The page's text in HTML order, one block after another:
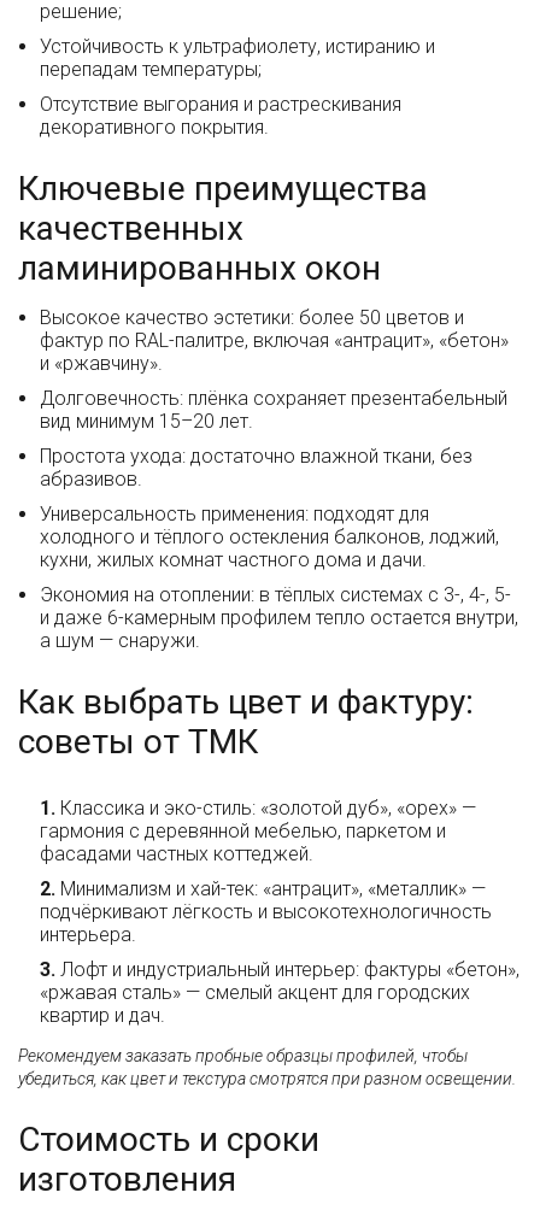
решение;
Устойчивость к ультрафиолету, истиранию и
перепадам температуры;
Отсутствие выгорания и растрескивания
декоративного покрытия.
Ключевые преимущества
качественных
ламинированных окон
Высокое качество эстетики: более 50 цветов и
фактур по RAL-палитре, включая «антрацит», «бетон»
и «ржавчину».
Долговечность: плёнка сохраняет презентабельный
вид минимум 15–20 лет.
Простота ухода: достаточно влажной ткани, без
абразивов.
Универсальность применения: подходят для
холодного и тёплого остекления балконов, лоджий,
кухни, жилых комнат частного дома и дачи.
Экономия на отоплении: в тёплых системах с 3-, 4-, 5-
и даже 6-камерным профилем тепло остается внутри,
а шум — снаружи.
Как выбрать цвет и фактуру:
советы от ТМК
Классика и эко-стиль: «золотой дуб», «орех» —
гармония с деревянной мебелью, паркетом и
фасадами частных коттеджей.
Минимализм и хай-тек: «антрацит», «металлик» —
подчёркивают лёгкость и высокотехнологичность
интерьера.
Лофт и индустриальный интерьер: фактуры «бетон»,
«ржавая сталь» — смелый акцент для городских
квартир и дач.
Рекомендуем заказать пробные образцы профилей, чтобы
убедиться, как цвет и текстура смотрятся при разном освещении.
Стоимость и сроки
изготовления